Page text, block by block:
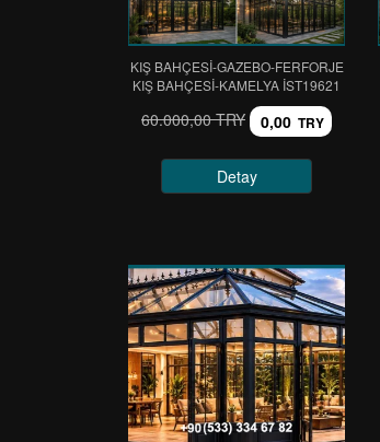
KIŞ BAHÇESİ-GAZEBO-FERFORJE
KIŞ BAHÇESİ-KAMELYA IST19621
60.000,00 TRY 0,00 TRY
Detay